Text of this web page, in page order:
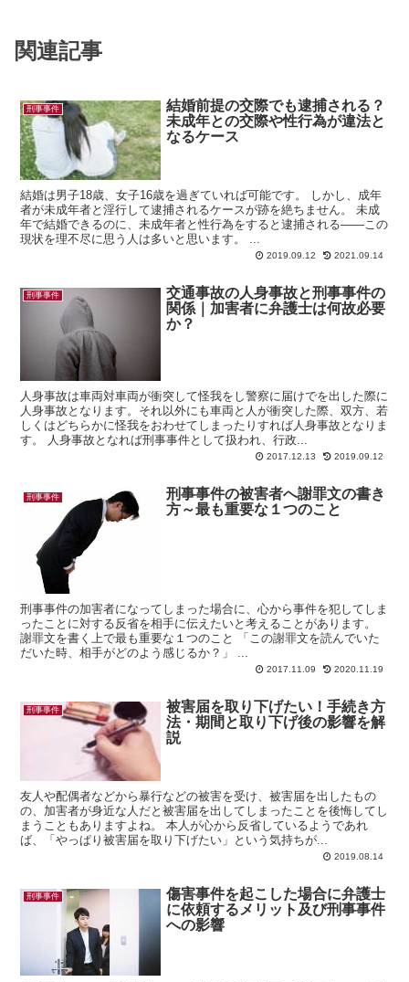
関連記事
刑事事件
結婚前提の交際でも逮捕される？
未成年との交際や性行為が違法と
なるケース
結婚は男子18歳、女子16歳を過ぎていれば可能です。 しかし、成年
者が未成年者と淫行して逮捕されるケースが跡を絶ちません。 未成
年で結婚できるのに、未成年者と性行為をすると逮捕される――この
現状を理不尽に思う人は多いと思います。 ...
2019.09.12 2021.09.14
刑事事件
交通事故の人身事故と刑事事件の
関係｜加害者に弁護士は何故必要
か？
人身事故は車両対車両が衝突して怪我をし警察に届けでを出した際に
人身事故となります。それ以外にも車両と人が衝突した際、双方、若
しくはどちらかに怪我をおわせてしまったりすれば人身事故となりま
す。 人身事故となれば刑事事件として扱われ、行政...
2017.12.13 2019.09.12
刑事事件
刑事事件の被害者へ謝罪文の書き
方～最も重要な１つのこと
刑事事件の加害者になってしまった場合に、心から事件を犯してしま
ったことに対する反省を相手に伝えたいと考えることがあります。
謝罪文を書く上で最も重要な１つのこと 「この謝罪文を読んでいた
だいた時、相手がどのよう感じるか？」 ...
2017.11.09 2020.11.19
刑事事件
被害届を取り下げたい！手続き方
法・期間と取り下げ後の影響を解
説
友人や配偶者などから暴行などの被害を受け、被害届を出したもの
の、加害者が身近な人だと被害届を出してしまったことを後悔してし
まうこともありますよね。 本人が心から反省しているようであれ
ば、「やっぱり被害届を取り下げたい」という気持ちが...
2019.08.14
刑事事件
傷害事件を起こした場合に弁護士
に依頼するメリット及び刑事事件
への影響